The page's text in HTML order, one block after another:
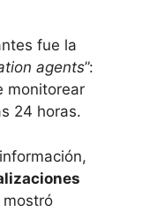
fue la
agents”:
monitorear
24 horas.
mostró